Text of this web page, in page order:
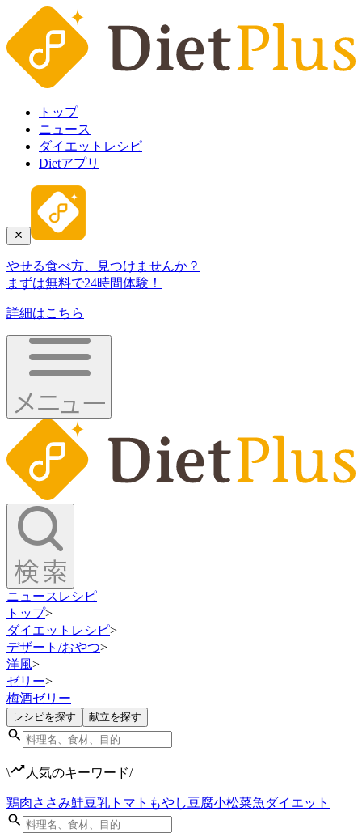
トップ
ニュース
ダイエットレシピ
Dietアプリ
やせる食べ方、見つけませんか？
まずは無料で24時間体験！
詳細はこちら
ニュース レシピ
トップ>
ダイエットレシピ>
デザート/おやつ>
洋風>
ゼリー>
梅酒ゼリー
レシピを探す 献立を探す
\ 人気のキーワード/
鶏肉ささみ鮭豆乳 トマト もやし豆腐小松菜魚ダイエット